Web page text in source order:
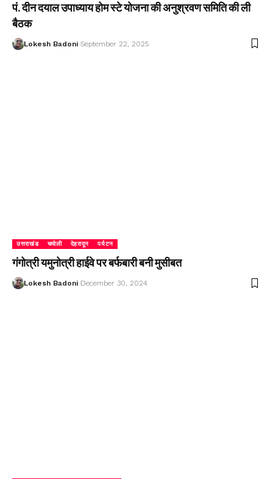
पं. दीन दयाल उपाध्याय होम स्टे योजना की अनुश्रवण समिति की ली
बैठक
Lokesh Badoni September 22, 2025
उत्तराखंड चमोली देहरादून पर्यटन
गंगोत्री यमुनोत्री हाईवे पर बर्फबारी बनी मुसीबत
Lokesh Badoni December 30, 2024